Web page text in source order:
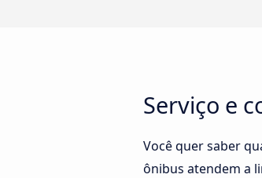
Serviço e
Você quer saber
ônibus atendem a